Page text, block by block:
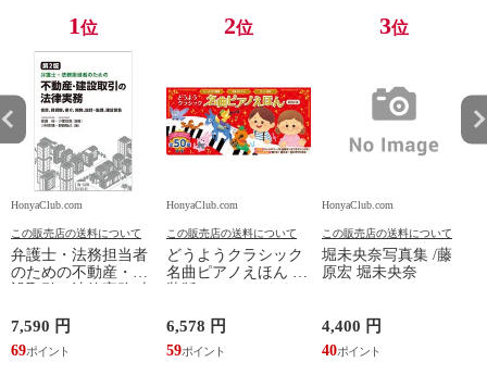
1位
HonyaClub.com
この販売店の送料について
弁護士・法務担当者
のための不動産・建
開発、設計・監理、
建設請負 第２版 /富
田裕 小里佳嵩
7,590 円
69
2位
HonyaClub.com
この販売店の送料について
どうようクラシック
名曲ピアノえほん 新
ワシマミワコ
6,578 円
59
3位
HonyaClub.com
この販売店の送料について
堀未央奈写真集 /藤
原宏 堀未央奈
4,400 円
40